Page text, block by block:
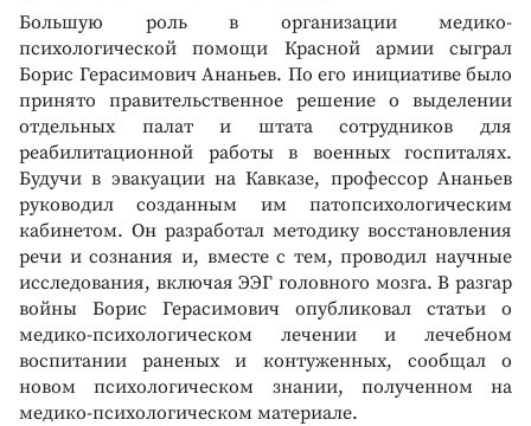
Большую роль в организации медико-
психологической помощи Красной армии сыграл
Борис Герасимович Ананьев. По его инициативе было
принято правительственное решение о выделении
отдельных палат и штата сотрудников для
реабилитационной работы в военных госпиталях.
Будучи в эвакуации на Кавказе, профессор Ананьев
руководил созданным им патопсихологическим
кабинетом. Он разработал методику восстановления
речи и сознания и, вместе с тем, проводил научные
исследования, включая ЭЭГ головного мозга. В разгар
войны Борис Герасимович опубликовал статьи о
медико-психологическом лечении и лечебном
воспитании раненых и контуженных, сообщал о
новом психологическом знании, полученном на
медико-психологическом материале.